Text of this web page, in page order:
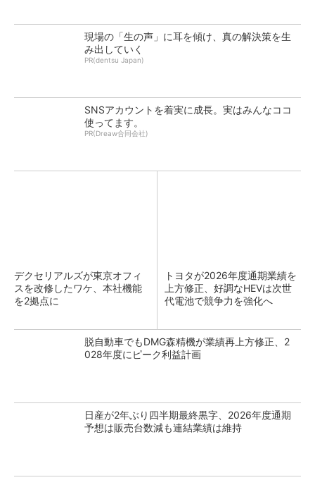
現場の「生の声」に耳を傾け、真の解決策を生
み出していく
PR(dentsu Japan)
SNSアカウントを着実に成長。実はみんなココ
使ってます。
PR(Dreaw合同会社)
デクセリアルズが東京オフィ
スを改修したワケ、本社機能
を2拠点に
トヨタが2026年度通期業績を
上方修正、好調なHEVは次世
代電池で競争力を強化へ
脱自動車でもDMG森精機が業績再上方修正、2
028年度にピーク利益計画
日産が2年ぶり四半期最終黒字、2026年度通期
予想は販売台数減も連結業績は維持